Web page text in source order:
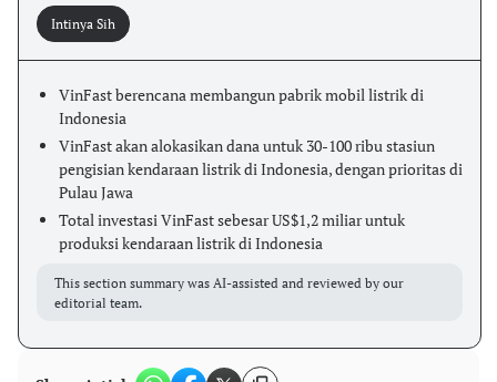
Intinya Sih
VinFast berencana membangun pabrik mobil listrik di
Indonesia
VinFast akan alokasikan dana untuk 30-100 ribu stasiun
pengisian kendaraan listrik di Indonesia, dengan prioritas di
Pulau Jawa
Total investasi VinFast sebesar US$1,2 miliar untuk
produksi kendaraan listrik di Indonesia
This section summary was AI-assisted and reviewed by our
editorial team.